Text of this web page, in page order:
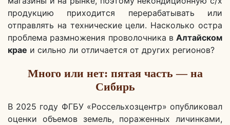
продукцию приходится перерабатывать или
отправлять на технические цели. Насколько остра
проблема размножения проволочника в Алтайском
крае и сильно ли отличается от других регионов?
Много или нет: пятая часть — на
Сибирь
В 2025 году ФГБУ «Россельхозцентр» опубликовал
оценки объемов земель, пораженных личинками,